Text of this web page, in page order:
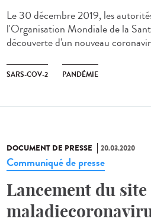
Le 30 décembre 2019, les
l'Organisation Mondiale de la
découverte d'un nouveau
SARS-COV-2 PANDÉMIE
DOCUMENT DE PRESSE 20.03.2020
Communiqué de presse
Lancement du